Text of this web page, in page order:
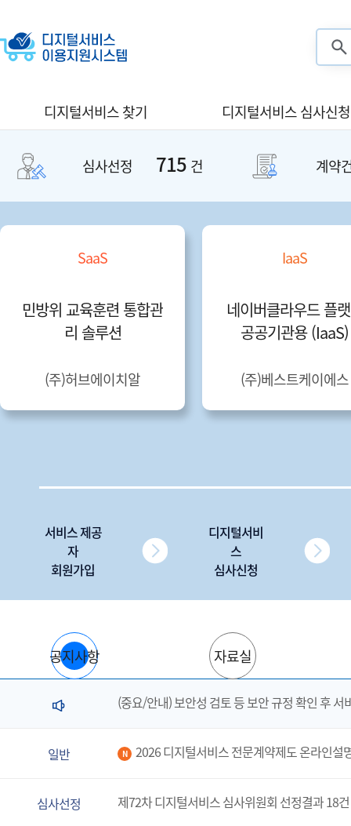
디지털서비스 찾기 디지털서비스 심사신청
심사선정 715 건 계약
클라우드 지원서비스
디딤365 매니지드 서비
스
디딤 주식회사
IaaS
Samsung
orm(G
삼성에스디에
서비스 제공
자
회원가입
디지털서비
스
심사신청
공지사항 자료실
(중요/안내) 보안성 검토 등 보안 규정 확인 후 서
일반 N 2026 디지털서비스 전문계약제도 온라인설
심사선정 제72차 디지털서비스 심사위원회 선정결과 18건